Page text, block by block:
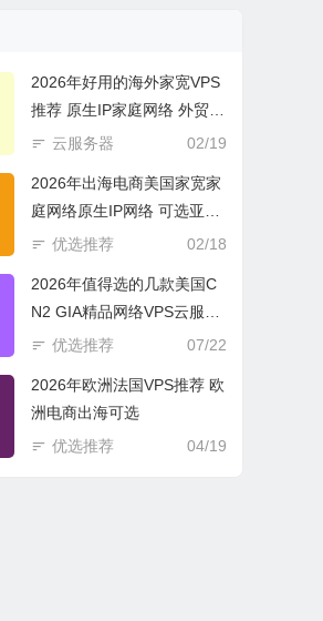
2026年好用的海外家宽VPS
推荐 原生IP家庭网络 外贸电
商必选
02/19
云服务器
2026年出海电商美国家宽家
庭网络原生IP网络 可选亚欧
美云服务器
02/18
优选推荐
2026年值得选的几款美国C
N2 GIA精品网络VPS云服务
器推荐
07/22
优选推荐
2026年欧洲法国VPS推荐 欧
洲电商出海可选
04/19
优选推荐